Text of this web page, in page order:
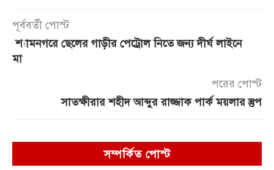
পূর্ববর্তী পোস্ট
শ্যামনগরে ছেলের গাড়ীর পেট্রোল নিতে জন্য দীর্ঘ লাইনে
মা
পরের পোস্ট
সাতক্ষীরার শহীদ আব্দুর রাজ্জাক পার্ক ময়লার স্তুপ
সম্পর্কিত পোস্ট